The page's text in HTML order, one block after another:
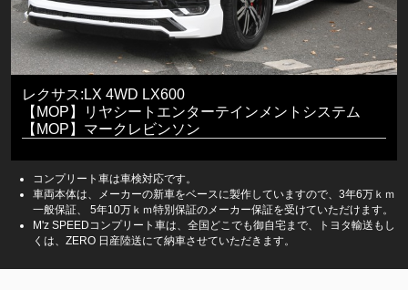
レクサス:LX 4WD LX600
【MOP】リヤシートエンターテインメントシステム
【MOP】マークレビンソン
コンプリート車は車検対応です。
車両本体は、メーカーの新車をベースに製作していますので、3年6万ｋｍ
一般保証、 5年10万ｋｍ特別保証のメーカー保証を受けていただけます。
M'z SPEEDコンプリート車は、全国どこでも御自宅まで、トヨタ輸送もし
くは、ZERO 日産陸送にて納車させていただきます。